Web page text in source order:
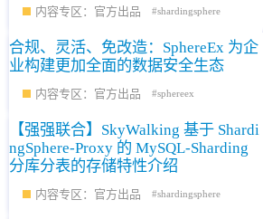
内容专区：官方出品 shardingsphere
合规、灵活、免改造：SphereEx 为企
业构建更加全面的数据安全生态
内容专区：官方出品 sphereex
【强强联合】SkyWalking 基于 Shardi
ngSphere-Proxy 的 MySQL-Sharding
分库分表的存储特性介绍
内容专区：官方出品 shardingsphere